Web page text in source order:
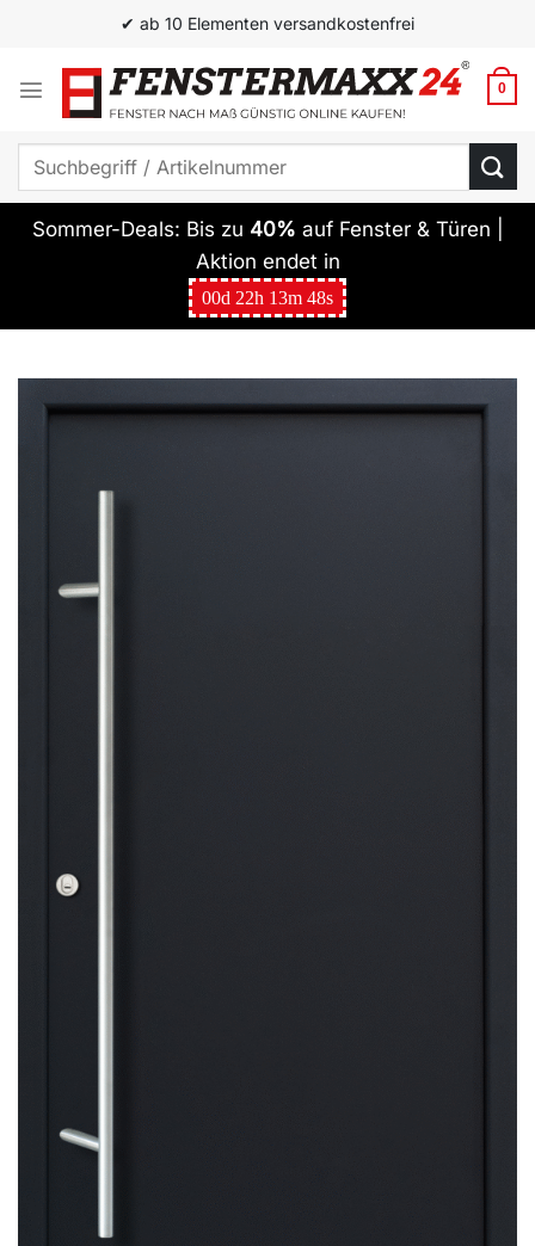
springen
✔ Top Qualität zum besten Preis
0
Suchen
Sommer-Deals: Bis zu 40% auf Fenster & Türen |
Aktion endet in
00d 22h 13m 47s